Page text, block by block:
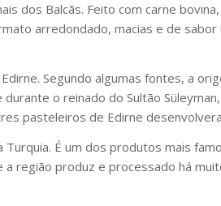
dos Balcãs. Feito com carne
arredondado, macias e de
Segundo algumas fontes, a
o reinado do Sultão
pasteleiros de Edirne
É um dos produtos mais
a região produz e processado há